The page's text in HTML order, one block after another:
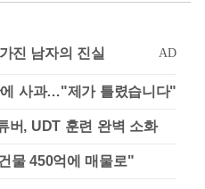
사과…"제가 틀렸습니다"
버, UDT 훈련 완벽 소화
물 450억에 매물로"